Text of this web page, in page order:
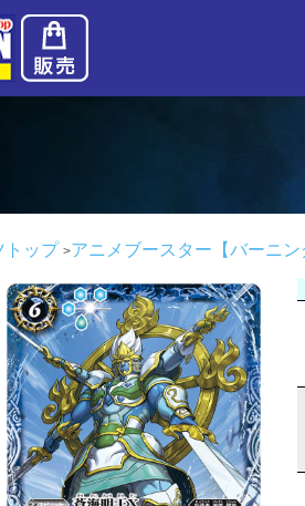
トップ アニメブースター【バーニン